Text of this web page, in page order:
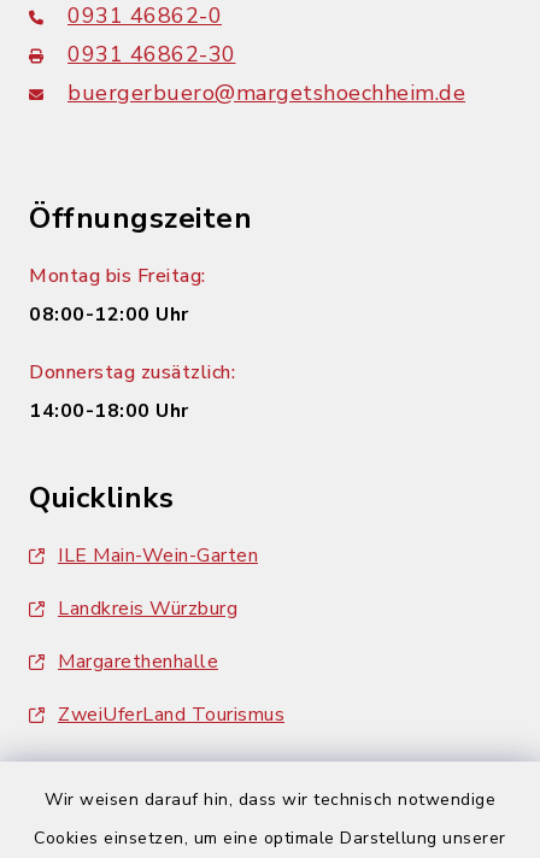
Wir weisen darauf hin, dass wir technisch notwendige
Cookies einsetzen, um eine optimale Darstellung unserer
0931 46862-0
0931 46862-30
buergerbuero@margetshoechheim.de
Öffnungszeiten
Montag bis Freitag:
08:00-12:00 Uhr
Donnerstag zusätzlich:
14:00-18:00 Uhr
Quicklinks
ILE Main-Wein-Garten
Landkreis Würzburg
Margarethenhalle
ZweiUferLand Tourismus